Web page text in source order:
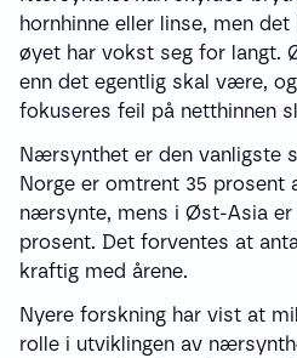
hornhinne eller linse, men
øyet har vokst seg for langt.
enn det egentlig skal være,
fokuseres feil på netthinnen
Nærsynthet er den vanligste
Norge er omtrent 35 prosent
nærsynte, mens i Øst-Asia
prosent. Det forventes at
kraftig med årene.
Nyere forskning har vist at
rolle i utviklingen av